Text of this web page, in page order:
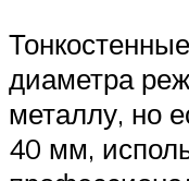
диаметра
металлу, но
40 мм,